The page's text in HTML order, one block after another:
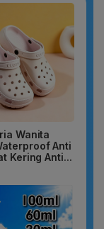
Wanita
Anti
Kering Anti...